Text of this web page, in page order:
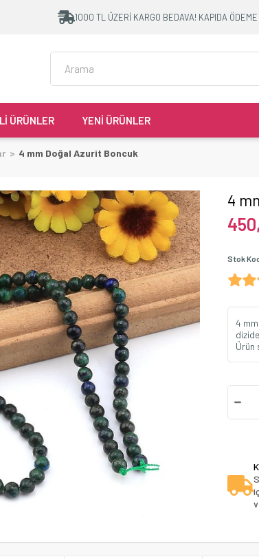
1000 TL ÜZERİ KARGO BEDAVA! KAPIDA
ÜRÜNLER YENİ ÜRÜNLER
4 mm Doğal Azurit Boncuk
4
Stok
4
Ürün